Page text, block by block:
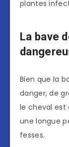
plantes
La bave
Bien que la
danger, de
le cheval est
une longue
fesses.